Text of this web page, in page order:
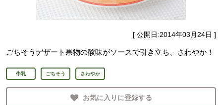
[ 公開日:2014年03月24日 ]
ごちそうデザート果物の酸味がソースで引き立ち、さわやか！
牛乳 ごちそう さわやか
お気に入りに登録する